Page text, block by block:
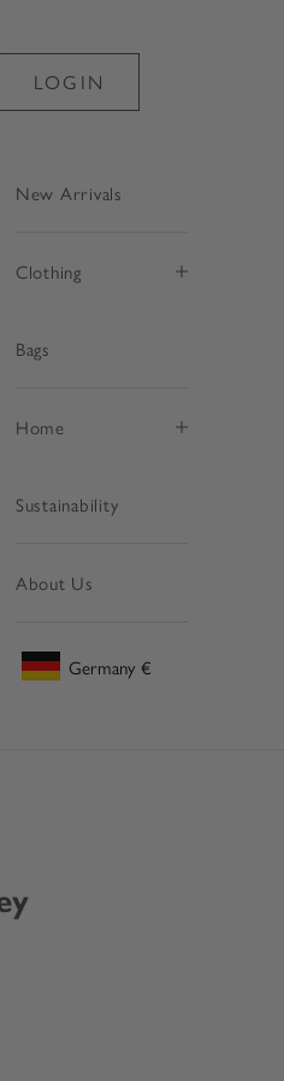
LOGIN
New Arrivals
Clothing
Bags
Home
Sustainability
About Us
Geolocation Button: Germany, €
Germany €